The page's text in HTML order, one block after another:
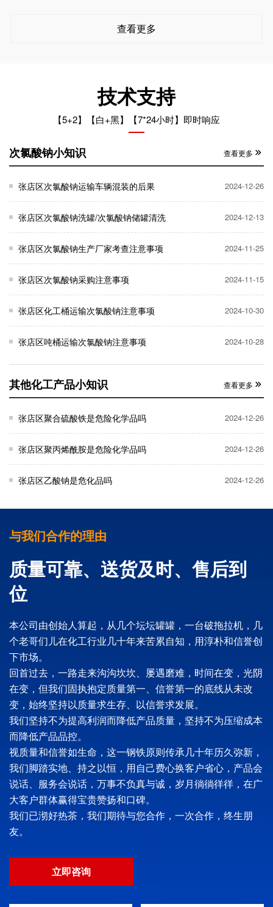
查看更多
技术支持
【5+2】【白+黑】【7*24小时】即时响应
次氯酸钠小知识 查看更多
张店区次氯酸钠运输车辆混装的后果 2024-12-26
张店区次氯酸钠洗罐/次氯酸钠储罐清洗 2024-12-13
张店区次氯酸钠生产厂家考查注意事项 2024-11-25
张店区次氯酸钠采购注意事项 2024-11-15
张店区化工桶运输次氯酸钠注意事项 2024-10-30
张店区吨桶运输次氯酸钠注意事项 2024-10-28
其他化工产品小知识 查看更多
张店区聚合硫酸铁是危险化学品吗 2024-12-26
张店区聚丙烯酰胺是危险化学品吗 2024-12-26
张店区乙酸钠是危化品吗 2024-12-26
与我们合作的理由
质量可靠、送货及时、售后到
位
本公司由创始人算起，从几个坛坛罐罐，一台破拖拉机，几
个老哥们儿在化工行业几十年来苦累自知，用淳朴和信誉创
下市场。
回首过去，一路走来沟沟坎坎、屡遇磨难，时间在变，光阴
在变，但我们固执抱定质量第一、信誉第一的底线从未改
变，始终坚持以质量求生存、以信誉求发展。
我们坚持不为提高利润而降低产品质量，坚持不为压缩成本
而降低产品品控。
视质量和信誉如生命，这一钢铁原则传承几十年历久弥新，
我们脚踏实地、持之以恒，用自己费心换客户省心，产品会
说话、服务会说话，万事不负真与诚，岁月徜徜徉徉，在广
大客户群体赢得宝贵赞扬和口碑。
我们已沏好热茶，我们期待与您合作，一次合作，终生朋
友。
立即咨询